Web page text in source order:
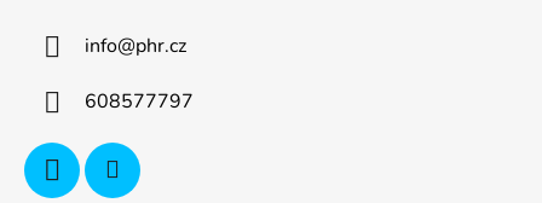
info@phr.cz
608577797